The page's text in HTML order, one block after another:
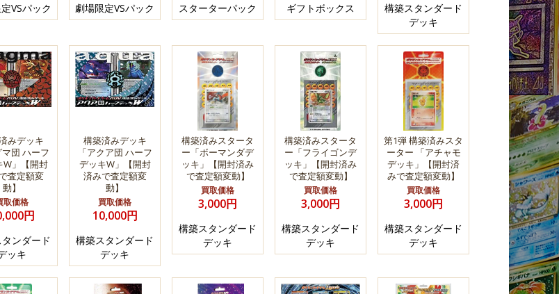
VSパック 劇場限定VSパック スターターパック ギフトボックス
構築スタンダード
デッキ
みデッキ
マ団 ハーフ
W」【開封
査定額変
動】
取価格
円
ンダード
ッキ
構築済みデッキ
「アクア団 ハーフ
デッキW」【開封
済みで査定額変
動】
買取価格
10,000円
構築スタンダード
デッキ
構築済みスタータ
ー「ボーマンダデ
ッキ」【開封済み
で査定額変動】
買取価格
3,000円
構築スタンダード
デッキ
構築済みスタータ
ー「フライゴンデ
ッキ」【開封済み
で査定額変動】
買取価格
3,000円
構築スタンダード
デッキ
第1弾 構築済みスタ
ーター 「アチャモ
デッキ」【開封済
みで査定額変動】
買取価格
3,000円
構築スタンダード
デッキ